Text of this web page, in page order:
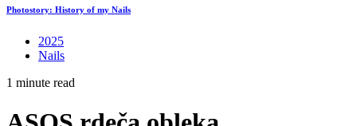
Photostory: History of my Nails
2025
Nails
1 minute read